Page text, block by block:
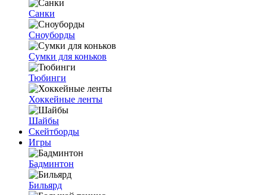
Санки
Сноуборды
Сумки для коньков
Тюбинги
Хоккейные ленты
Шайбы
Скейтборды
Игры
Бадминтон
Бильярд